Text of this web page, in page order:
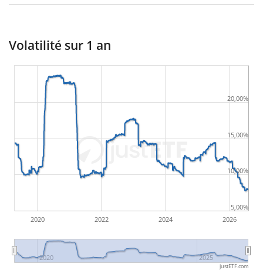
Volatilité sur 1 an
2020 2022 2024 2026
2020 2025
5,00%
10,00%
15,00%
20,00%
justETF.com